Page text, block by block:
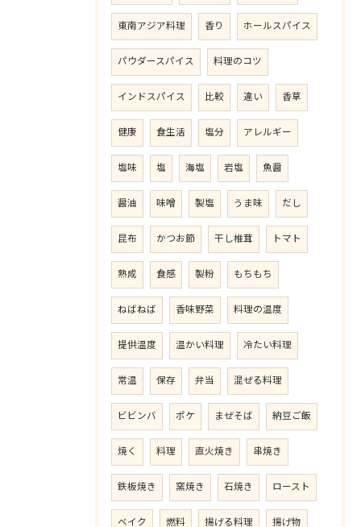
東南アジア料理 香り ホールスパイス
パウダースパイス 料理のコツ
インドスパイス 比較 違い 香草
健康 食生活 塩分 アレルギー
塩味 塩 海塩 岩塩 魚醤
醤油 味噌 製塩 うま味 だし
昆布 かつお節 干し椎茸 トマト
熟成 食感 製粉 もちもち
ねばねば 香味野菜 料理の温度
提供温度 温かい料理 冷たい料理
常温 保存 弁当 混ぜる料理
ビビンバ ポケ まぜそば 納豆ご飯
焼く 料理 直火焼き 串焼き
鉄板焼き 窯焼き 石焼き ロースト
ベイク 燃料 揚げる料理 揚げ物